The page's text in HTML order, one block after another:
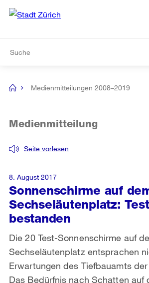
Navigation
[no
Medienmitteilungen 2008–2019
Sonnenschirme auf
Sechseläutenplatz:
bestanden
Seite vorlesen
Medienmitteilung
Die 20 Test-Sonnenschirme auf
Sechseläutenplatz entsprachen
Erwartungen des Tiefbauamts
Das Bedürfnis nach Schatten auf
8. August 2017